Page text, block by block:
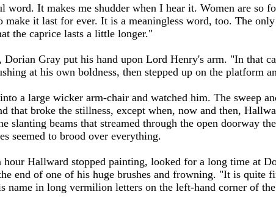
word. It makes me shudder when I hear it. Women are so
make it last for ever. It is a meaningless word, too. The
the caprice lasts a little longer."
Dorian Gray put his hand upon Lord Henry's arm. "In that
at his own boldness, then stepped up on the platform
a large wicker arm-chair and watched him. The sweep
that broke the stillness, except when, now and then,
slanting beams that streamed through the open doorway
seemed to brood over everything.
Hallward stopped painting, looked for a long time at
end of one of his huge brushes and frowning. "It is quite
name in long vermilion letters on the left-hand corner of the